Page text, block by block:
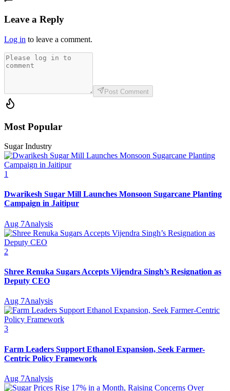
Leave a Reply
Log in to leave a comment.
Post Comment
Most Popular
Sugar Industry
1
Dwarikesh Sugar Mill Launches Monsoon Sugarcane Planting
Campaign in Jaitipur
Aug 7Analysis
2
Shree Renuka Sugars Accepts Vijendra Singh’s Resignation as
Deputy CEO
Aug 7Analysis
3
Farm Leaders Support Ethanol Expansion, Seek Farmer-
Centric Policy Framework
Aug 7Analysis